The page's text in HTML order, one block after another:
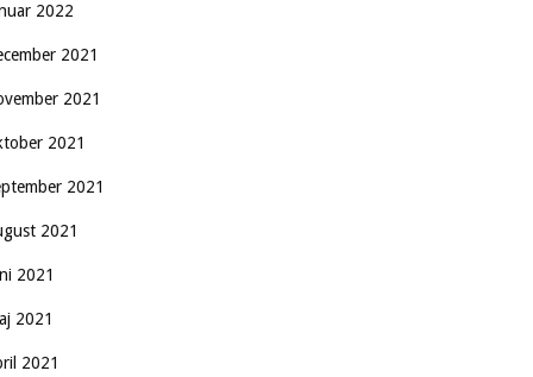
2022
2021
2021
2021
2021
2021
2021
2021
2021